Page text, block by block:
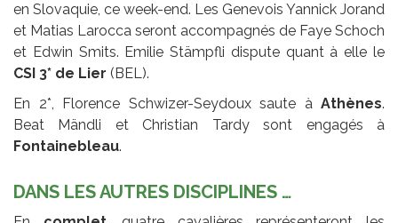
en Slovaquie, ce week-end. Les Genevois Yannick Jorand
et Matias Larocca seront accompagnés de Faye Schoch
et Edwin Smits. Emilie Stämpfli dispute quant à elle le
CSI 3* de Lier (BEL).
En 2*, Florence Schwizer-Seydoux saute à Athènes.
Beat Mändli et Christian Tardy sont engagés à
Fontainebleau.
DANS LES AUTRES DISCIPLINES …